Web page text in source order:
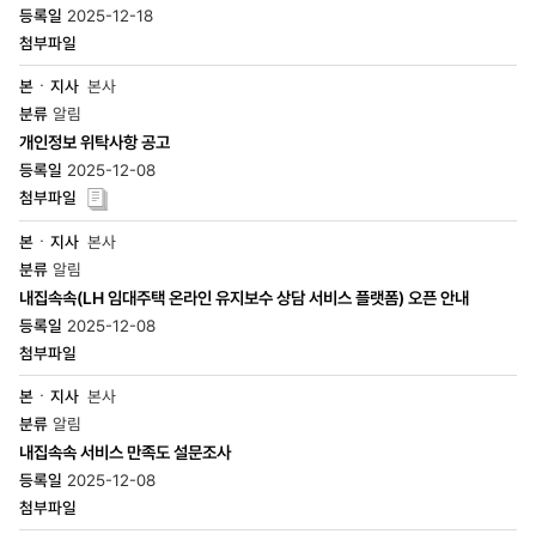
2025-12-18
본사
알림
개인정보 위탁사항 공고
2025-12-08
본사
알림
내집속속(LH 임대주택 온라인 유지보수 상담 서비스 플랫폼) 오픈 안내
2025-12-08
본사
알림
내집속속 서비스 만족도 설문조사
2025-12-08